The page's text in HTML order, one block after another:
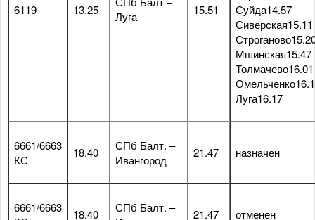
6119 13.25
Луга
15.51
Суйда14.57
Сиверская15.11
Мшинская15.47
Луга16.17
6661/6663
КС
18.40
СПб Балт. –
Ивангород
21.47 назначен
6661/6663
18.40
СПб Балт. –
21.47 отменен